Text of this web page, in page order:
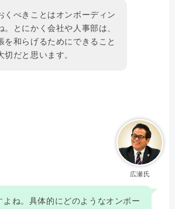
くべきことはオンボーディン
。とにかく会社や人事部は、
を和らげるためにできること
切だと思います。
広瀬氏
よね。具体的にどのようなオンボー